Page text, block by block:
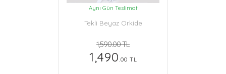
Aynı Gün Teslimat
Tekli Beyaz Orkide
1,590.00 TL
1,490.00 TL